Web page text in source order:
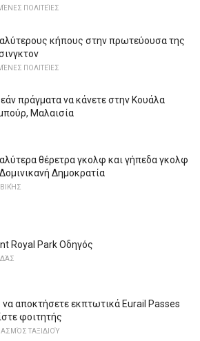
ΠΟΛΙΤΕΊΕΣ
κήπους στην πρωτεύουσα της
ΠΟΛΙΤΕΊΕΣ
πράγματα να κάνετε στην Κουάλα
Μαλαισία
θέρετρα γκολφ και γήπεδα γκολφ
Δημοκρατία
Royal Park Οδηγός
αποκτήσετε εκπτωτικά Eurail Passes
φοιτητής
ΤΑΞΙΔΙΟΎ